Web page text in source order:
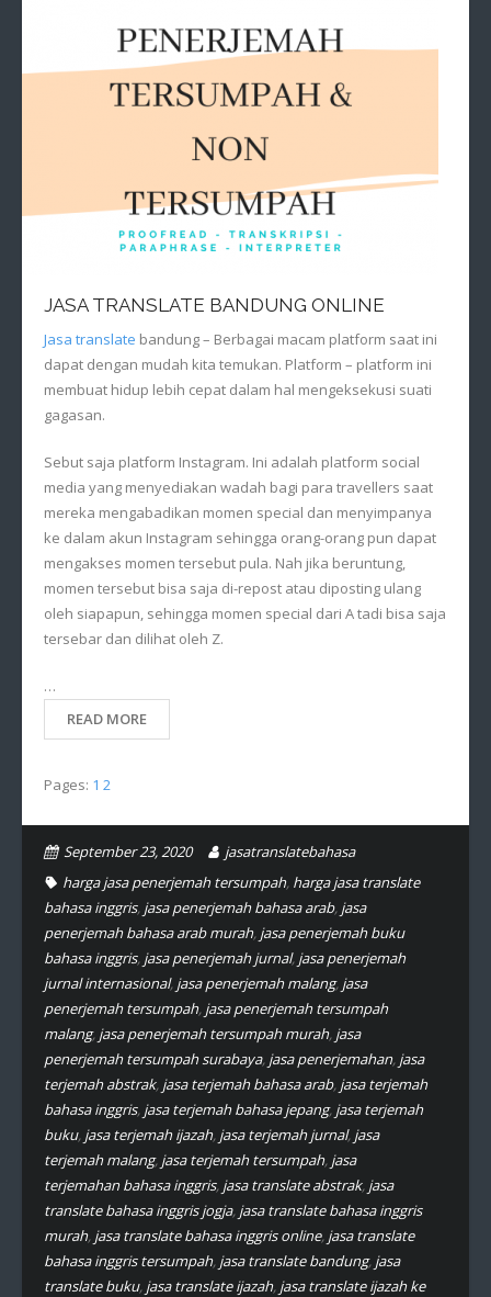
JASA TRANSLATE BANDUNG ONLINE
Jasa translate bandung – Berbagai macam platform saat ini
dapat dengan mudah kita temukan. Platform – platform ini
membuat hidup lebih cepat dalam hal mengeksekusi suati
gagasan.
Sebut saja platform Instagram. Ini adalah platform social
media yang menyediakan wadah bagi para travellers saat
mereka mengabadikan momen special dan menyimpanya
ke dalam akun Instagram sehingga orang-orang pun dapat
mengakses momen tersebut pula. Nah jika beruntung,
momen tersebut bisa saja di-repost atau diposting ulang
oleh siapapun, sehingga momen special dari A tadi bisa saja
tersebar dan dilihat oleh Z.
…
READ MORE
Pages: 1 2
September 23, 2020
jasatranslatebahasa
harga jasa penerjemah tersumpah, harga jasa translate
bahasa inggris, jasa penerjemah bahasa arab, jasa
penerjemah bahasa arab murah, jasa penerjemah buku
bahasa inggris, jasa penerjemah jurnal, jasa penerjemah
jurnal internasional, jasa penerjemah malang, jasa
penerjemah tersumpah, jasa penerjemah tersumpah
malang, jasa penerjemah tersumpah murah, jasa
penerjemah tersumpah surabaya, jasa penerjemahan, jasa
terjemah abstrak, jasa terjemah bahasa arab, jasa terjemah
bahasa inggris, jasa terjemah bahasa jepang, jasa terjemah
buku, jasa terjemah ijazah, jasa terjemah jurnal, jasa
terjemah malang, jasa terjemah tersumpah, jasa
terjemahan bahasa inggris, jasa translate abstrak, jasa
translate bahasa inggris jogja, jasa translate bahasa inggris
murah, jasa translate bahasa inggris online, jasa translate
bahasa inggris tersumpah, jasa translate bandung, jasa
translate buku, jasa translate ijazah, jasa translate ijazah ke